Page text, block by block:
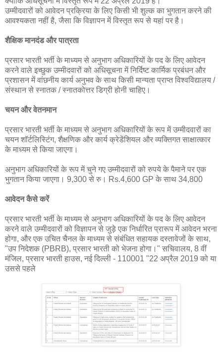
उम्मीदवारों को आवेदन प्रक्रिया के लिए किसी भी शुल्क का भुगतान करने की
आवश्यकता नहीं है, जैसा कि विज्ञापन में विस्तृत रूप से यहां पर है।
शैक्षिक मानदंड और पात्रता
प्रसार भारती भर्ती के माध्यम से अनुभाग अधिकारियों के पद के लिए आवेदन
करने वाले इच्छुक उम्मीदवारों को अधिसूचना में निर्दिष्ट कार्मिक प्रबंधन और
प्रशासन में वांछनीय कार्य अनुभव के साथ किसी मान्यता प्राप्त विश्वविद्यालय /
संस्थान से स्नातक / स्नातकोत्तर डिग्री होनी चाहिए।
चयन और वेतनमान
प्रसार भारती भर्ती के माध्यम से अनुभाग अधिकारियों के रूप में उम्मीदवारों का
चयन शॉर्टलिस्टिंग, शैक्षणिक और कार्य क्रेडेंशियल और व्यक्तिगत साक्षात्कार
के माध्यम से किया जाएगा।
अनुभाग अधिकारियों के रूप में चुने गए उम्मीदवारों को रुपये के पैमाने पर एक
भुगतान किया जाएगा। 9,300 से रु। Rs.4,600 GP के साथ 34,800
आवेदन कैसे करें
प्रसार भारती भर्ती के माध्यम से अनुभाग अधिकारियों के पद के लिए आवेदन
करने वाले उम्मीदवारों को विज्ञापन से जुड़े एक निर्धारित प्रारूप में आवेदन भरना
होगा, और एक उचित चैनल के माध्यम से संबंधित सहायक दस्तावेजों के साथ,
"उप निदेशक (PBRB), प्रसार भारती को भेजना होगा।" सचिवालय, 8 वीं
मंजिल, प्रसार भारती हाउस, नई दिल्ली - 110001 "22 अप्रैल 2019 को या
उससे पहले